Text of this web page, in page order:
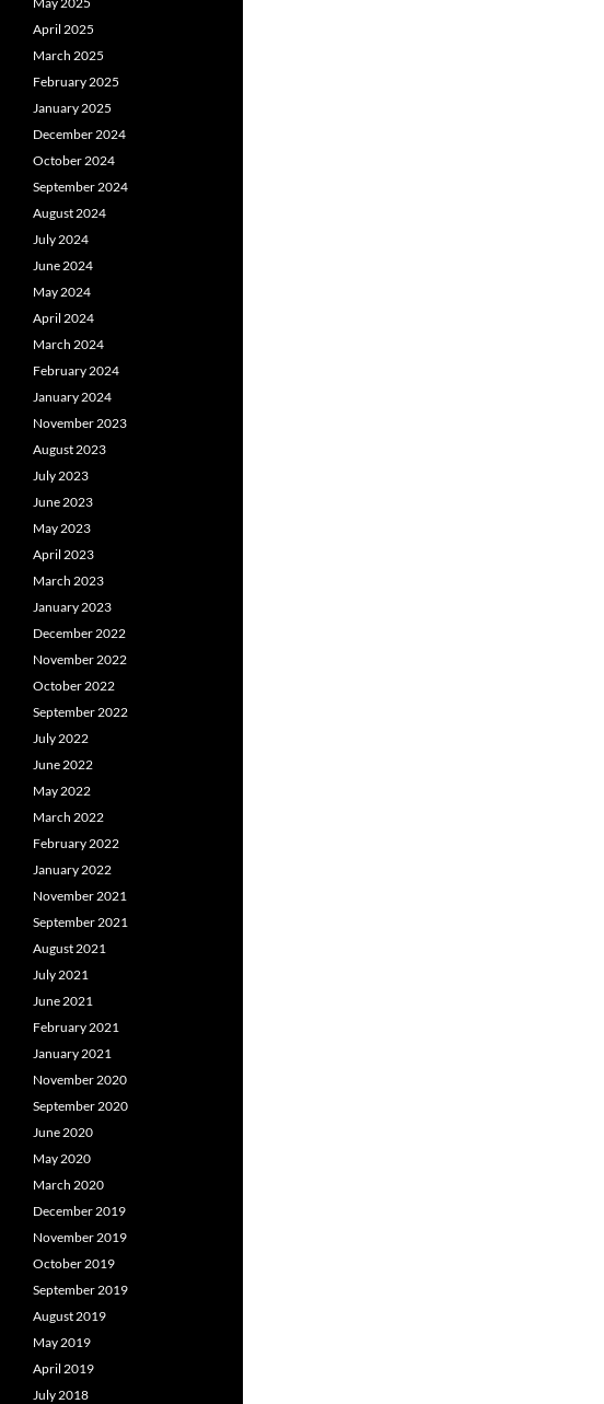
April 2025
March 2025
February 2025
January 2025
December 2024
October 2024
September 2024
August 2024
July 2024
June 2024
May 2024
April 2024
March 2024
February 2024
January 2024
November 2023
August 2023
July 2023
June 2023
May 2023
April 2023
March 2023
January 2023
December 2022
November 2022
October 2022
September 2022
July 2022
June 2022
May 2022
March 2022
February 2022
January 2022
November 2021
September 2021
August 2021
July 2021
June 2021
February 2021
January 2021
November 2020
September 2020
June 2020
May 2020
March 2020
December 2019
November 2019
October 2019
September 2019
August 2019
May 2019
April 2019
July 2018